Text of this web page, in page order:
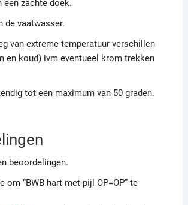
een zachte doek.
de vaatwasser.
van extreme temperatuur verschillen
en koud) ivm eventueel krom trekken
tot een maximum van 50 graden.
beoordelingen.
om “BWB hart met pijl OP=OP” te